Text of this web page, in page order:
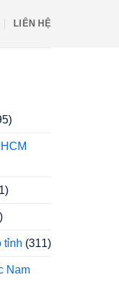
LIÊN HỆ
tỉnh (311)
Nam